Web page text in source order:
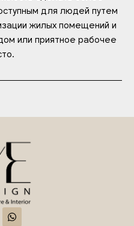
для людей путем
жилых помещений и
или приятное рабочее